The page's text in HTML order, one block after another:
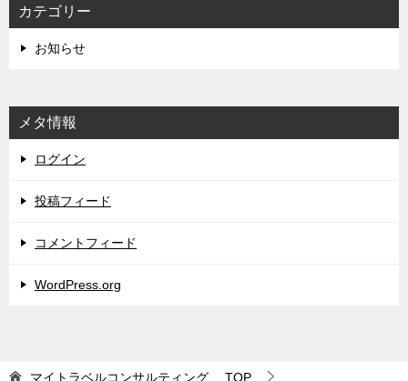
カテゴリー
お知らせ
メタ情報
ログイン
投稿フィード
コメントフィード
WordPress.org
マイトラベルコンサルティング TOP